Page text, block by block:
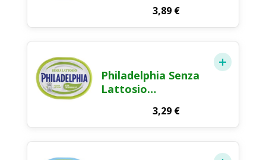
3,89 €
Philadelphia Senza
Lattosio
Spalmabile 175g
3,29 €